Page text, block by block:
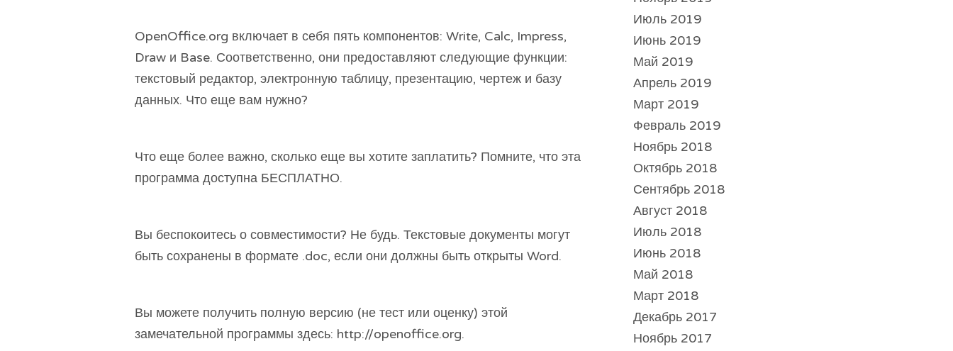
OpenOffice.org включает в себя пять компонентов: Write, Calc, Impress,
Draw и Base. Соответственно, они предоставляют следующие функции:
текстовый редактор, электронную таблицу, презентацию, чертеж и базу
данных. Что еще вам нужно?
Что еще более важно, сколько еще вы хотите заплатить? Помните, что эта
программа доступна БЕСПЛАТНО.
Вы беспокоитесь о совместимости? Не будь. Текстовые документы могут
быть сохранены в формате .doc, если они должны быть открыты Word.
Вы можете получить полную версию (не тест или оценку) этой
замечательной программы здесь: http://openoffice.org.
Июль 2019
Июнь 2019
Май 2019
Апрель 2019
Март 2019
Февраль 2019
Ноябрь 2018
Октябрь 2018
Сентябрь 2018
Август 2018
Июль 2018
Июнь 2018
Май 2018
Март 2018
Декабрь 2017
Ноябрь 2017